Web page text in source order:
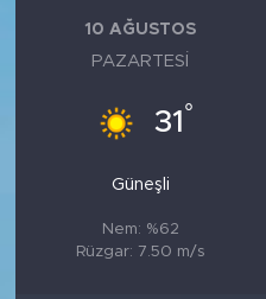
10 AĞUSTOS
PAZARTESI
31 °
Güneşli
Nem: %62
Rüzgar: 7.50 m/s